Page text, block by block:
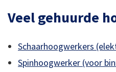
Veel gehuurde
Schaarhoogwerkers
Spinhoogwerker (voor